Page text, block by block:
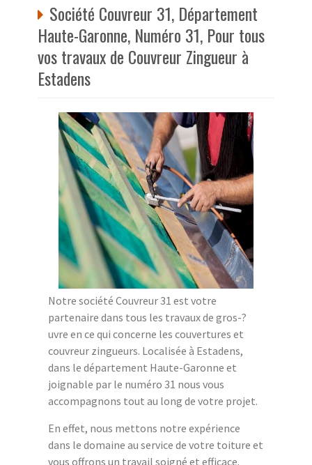
Société Couvreur 31, Département
Haute-Garonne, Numéro 31, Pour tous
vos travaux de Couvreur Zingueur à
Estadens
Notre société Couvreur 31 est votre
partenaire dans tous les travaux de gros-?
uvre en ce qui concerne les couvertures et
couvreur zingueurs. Localisée à Estadens,
dans le département Haute-Garonne et
joignable par le numéro 31 nous vous
accompagnons tout au long de votre projet.
En effet, nous mettons notre expérience
dans le domaine au service de votre toiture et
vous offrons un travail soigné et efficace.